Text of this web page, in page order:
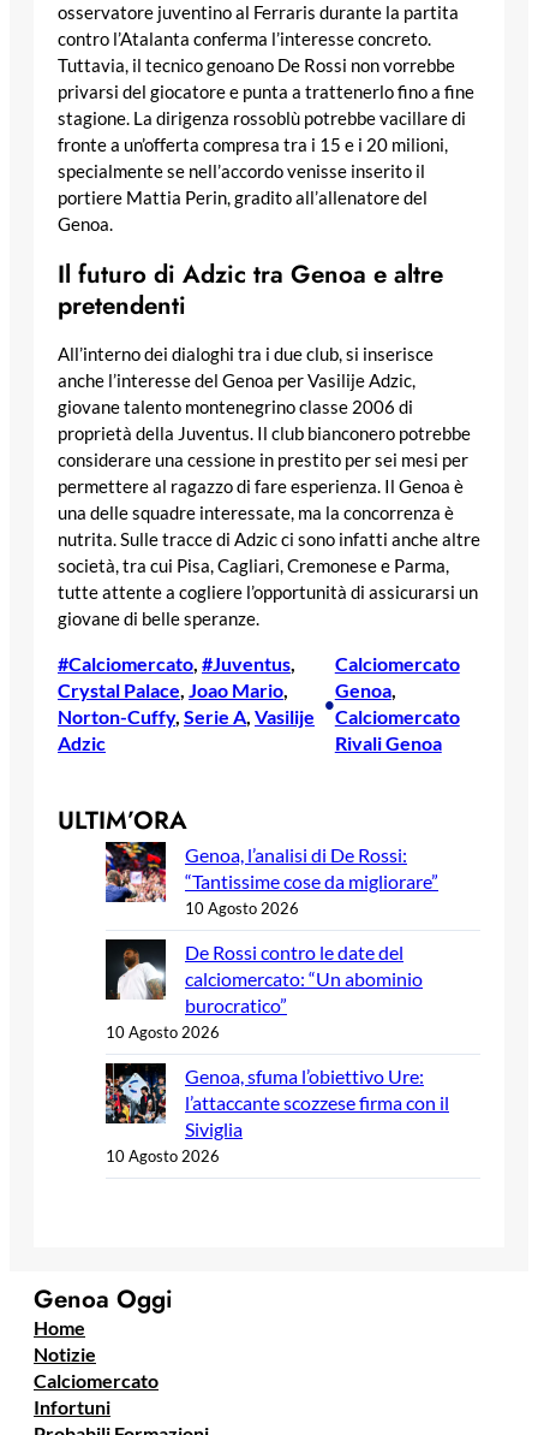
osservatore juventino al Ferraris durante la partita
contro l’Atalanta conferma l’interesse concreto.
Tuttavia, il tecnico genoano De Rossi non vorrebbe
privarsi del giocatore e punta a trattenerlo fino a fine
stagione. La dirigenza rossoblù potrebbe vacillare di
fronte a un’offerta compresa tra i 15 e i 20 milioni,
specialmente se nell’accordo venisse inserito il
portiere Mattia Perin, gradito all’allenatore del
Genoa.
Il futuro di Adzic tra Genoa e altre
pretendenti
All’interno dei dialoghi tra i due club, si inserisce
anche l’interesse del Genoa per Vasilije Adzic,
giovane talento montenegrino classe 2006 di
proprietà della Juventus. Il club bianconero potrebbe
considerare una cessione in prestito per sei mesi per
permettere al ragazzo di fare esperienza. Il Genoa è
una delle squadre interessate, ma la concorrenza è
nutrita. Sulle tracce di Adzic ci sono infatti anche altre
società, tra cui Pisa, Cagliari, Cremonese e Parma,
tutte attente a cogliere l’opportunità di assicurarsi un
giovane di belle speranze.
#Calciomercato #Juventus
Crystal Palace Joao Mario
Norton-Cuffy, Serie A Vasilije
Adzic
•
Calciomercato
Genoa
Calciomercato
Rivali Genoa
ULTIM’ORA
Genoa, l’analisi di De Rossi:
“Tantissime cose da migliorare”
10 Agosto 2026
De Rossi contro le date del
calciomercato: “Un abominio
burocratico”
10 Agosto 2026
Genoa, sfuma l’obiettivo Ure:
l’attaccante scozzese firma con il
Siviglia
10 Agosto 2026
Genoa Oggi
Home
Notizie
Calciomercato
Infortuni